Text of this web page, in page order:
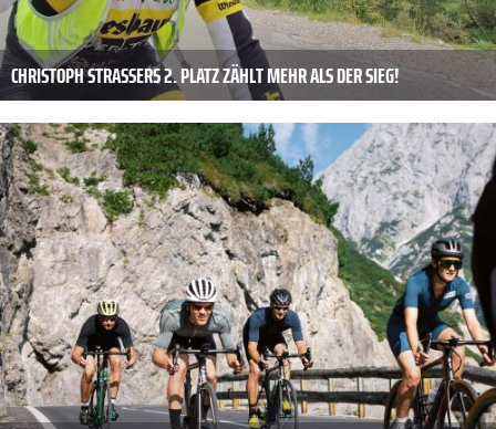
CHRISTOPH STRASSERS 2. PLATZ ZÄHLT MEHR ALS DER SIEG!